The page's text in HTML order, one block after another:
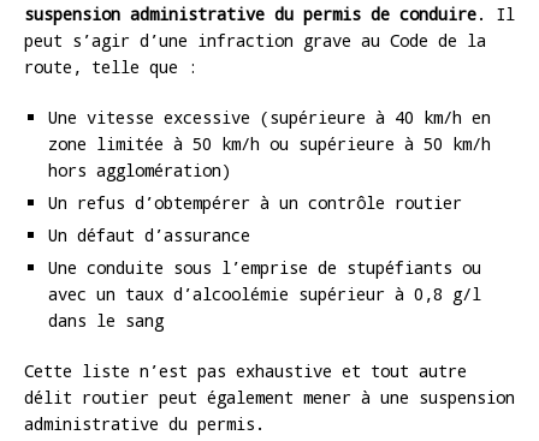
suspension administrative du permis de conduire. Il
peut s’agir d’une infraction grave au Code de la
route, telle que :
Une vitesse excessive (supérieure à 40 km/h en
zone limitée à 50 km/h ou supérieure à 50 km/h
hors agglomération)
Un refus d’obtempérer à un contrôle routier
Un défaut d’assurance
Une conduite sous l’emprise de stupéfiants ou
avec un taux d’alcoolémie supérieur à 0,8 g/l
dans le sang
Cette liste n’est pas exhaustive et tout autre
délit routier peut également mener à une suspension
administrative du permis.